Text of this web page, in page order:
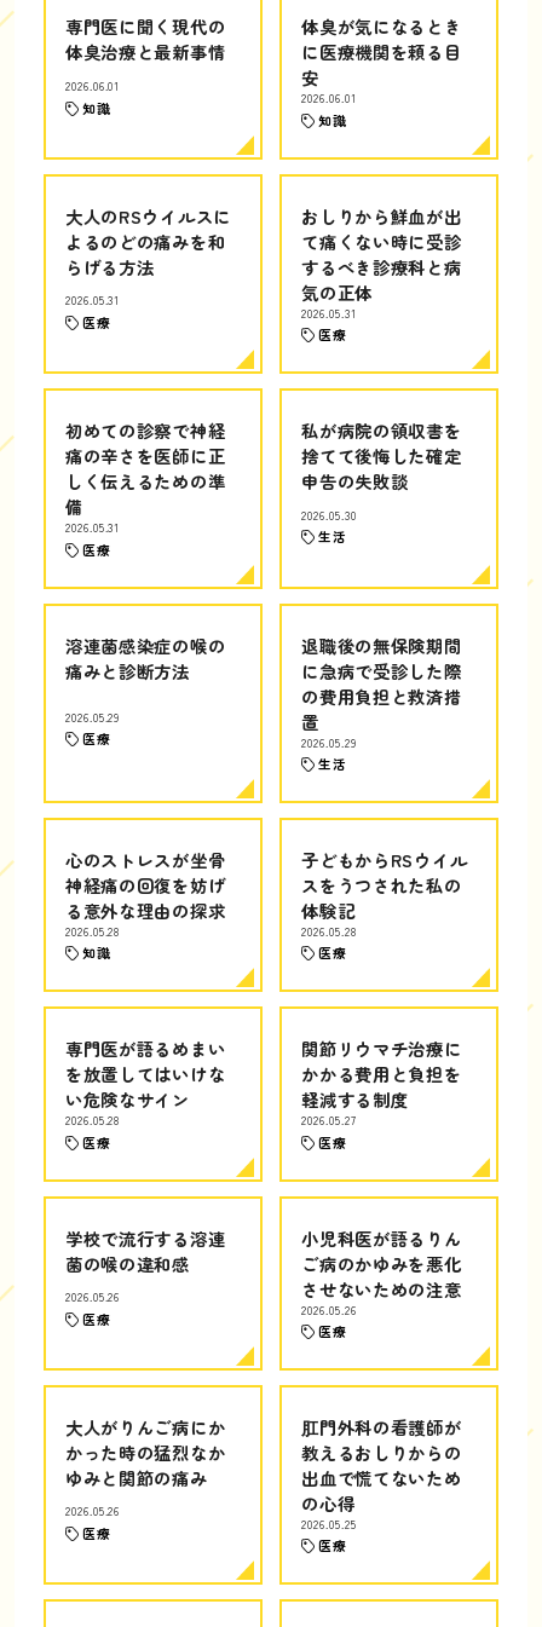
専門医に聞く現代の
体臭治療と最新事情
2026.06.01
知識
体臭が気になるとき
に医療機関を頼る目
安
2026.06.01
知識
大人のRSウイルスに
よるのどの痛みを和
らげる方法
2026.05.31
医療
おしりから鮮血が出
て痛くない時に受診
するべき診療科と病
気の正体
2026.05.31
医療
初めての診察で神経
痛の辛さを医師に正
しく伝えるための準
備
2026.05.31
医療
私が病院の領収書を
捨てて後悔した確定
申告の失敗談
2026.05.30
生活
溶連菌感染症の喉の
痛みと診断方法
2026.05.29
医療
退職後の無保険期間
に急病で受診した際
の費用負担と救済措
置
2026.05.29
生活
心のストレスが坐骨
神経痛の回復を妨げ
る意外な理由の探求
2026.05.28
知識
子どもからRSウイル
スをうつされた私の
体験記
2026.05.28
医療
専門医が語るめまい
を放置してはいけな
い危険なサイン
2026.05.28
医療
関節リウマチ治療に
かかる費用と負担を
軽減する制度
2026.05.27
医療
学校で流行する溶連
菌の喉の違和感
2026.05.26
医療
小児科医が語るりん
ご病のかゆみを悪化
させないための注意
2026.05.26
医療
大人がりんご病にか
かった時の猛烈なか
ゆみと関節の痛み
2026.05.26
医療
肛門外科の看護師が
教えるおしりからの
出血で慌てないため
の心得
2026.05.25
医療